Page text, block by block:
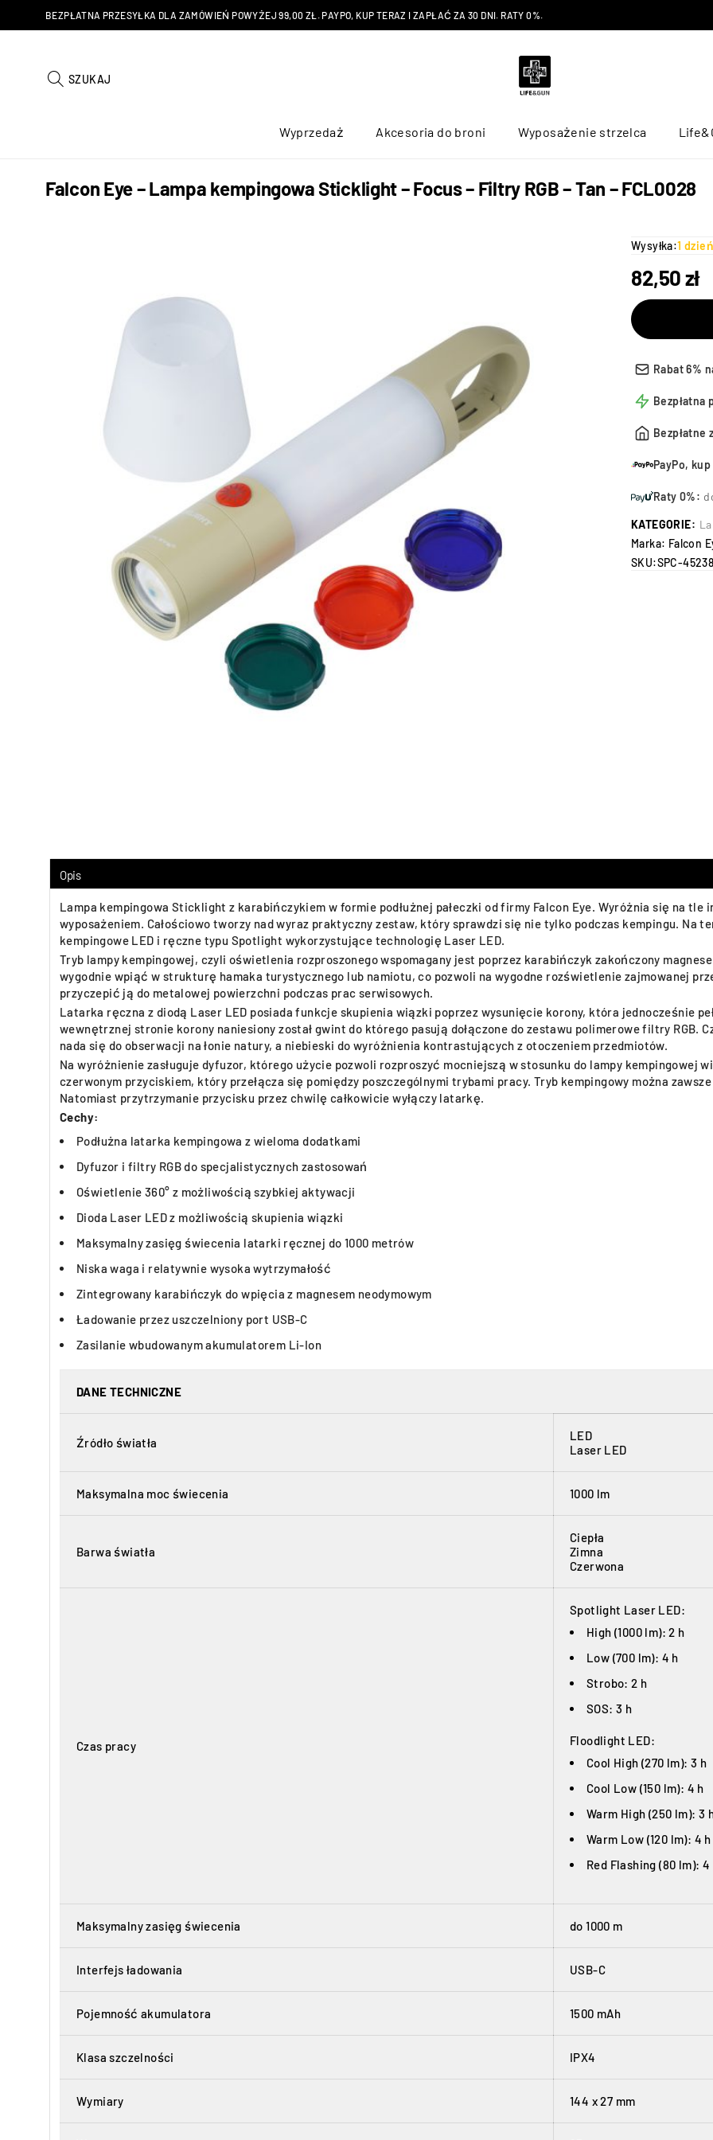
BEZPŁATNA PRZESYŁKA DLA ZAMÓWIEŃ POWYŻEJ 99,00 ZŁ. PAYPO, KUP TERAZ I ZAPŁAĆ ZA 30 DNI. RATY 0%.
SZUKAJ
Wyprzedaż Akcesoria do broni Wyposażenie strzelca
Falcon Eye – Lampa kempingowa Sticklight – Focus – Filtry RGB – Tan – FCL0028
Wysyłka:1
82,50zł
Rabat 6%
Bezpłatna
Bezpłatne
PayPo,
Raty 0%:
KATEGORIE:
Marka: Falcon
SKU:SPC-
Opis
Lampa kempingowa Sticklight z karabińczykiem w formie podłużnej pałeczki od firmy Falcon Eye. Wyróżnia się na
wyposażeniem. Całościowo tworzy nad wyraz praktyczny zestaw, który sprawdzi się nie tylko podczas kempingu. Na
kempingowe LED i ręczne typu Spotlight wykorzystujące technologię Laser LED.
Tryb lampy kempingowej, czyli oświetlenia rozproszonego wspomagany jest poprzez karabińczyk zakończony
wygodnie wpiąć w strukturę hamaka turystycznego lub namiotu, co pozwoli na wygodne rozświetlenie zajmowanej
przyczepić ją do metalowej powierzchni podczas prac serwisowych.
Latarka ręczna z diodą Laser LED posiada funkcje skupienia wiązki poprzez wysunięcie korony, która jednocześnie
wewnętrznej stronie korony naniesiony został gwint do którego pasują dołączone do zestawu polimerowe filtry RGB.
nada się do obserwacji na łonie natury, a niebieski do wyróżnienia kontrastujących z otoczeniem przedmiotów.
Na wyróżnienie zasługuje dyfuzor, którego użycie pozwoli rozproszyć mocniejszą w stosunku do lampy kempingowej
czerwonym przyciskiem, który przełącza się pomiędzy poszczególnymi trybami pracy. Tryb kempingowy można
Natomiast przytrzymanie przycisku przez chwilę całkowicie wyłączy latarkę.
Cechy:
Podłużna latarka kempingowa z wieloma dodatkami
Dyfuzor i filtry RGB do specjalistycznych zastosowań
Oświetlenie 360° z możliwością szybkiej aktywacji
Dioda Laser LED z możliwością skupienia wiązki
Maksymalny zasięg świecenia latarki ręcznej do 1000 metrów
Niska waga i relatywnie wysoka wytrzymałość
Zintegrowany karabińczyk do wpięcia z magnesem neodymowym
Ładowanie przez uszczelniony port USB-C
Zasilanie wbudowanym akumulatorem Li-Ion
DANE TECHNICZNE
Źródło światła
LED
Laser LED
Maksymalna moc świecenia 1000 lm
Barwa światła
Ciepła
Zimna
Czerwona
Czas pracy
Spotlight Laser LED:
High (1000 lm): 2 h
Low (700 lm): 4 h
Strobo: 2 h
SOS: 3 h
Floodlight LED:
Cool High (270 lm): 3 h
Cool Low (150 lm): 4 h
Warm High (250 lm): 3
Warm Low (120 lm): 4 h
Red Flashing (80 lm): 4
Maksymalny zasięg świecenia do 1000 m
Interfejs ładowania USB-C
Pojemność akumulatora 1500 mAh
Klasa szczelności IPX4
Wymiary 144 x 27 mm